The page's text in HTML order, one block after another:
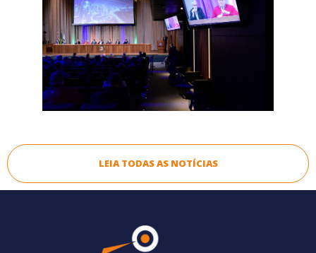
LEIA TODAS AS NOTÍCIAS